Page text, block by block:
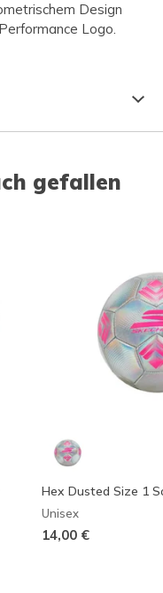
Design
Logo.
gefallen
Hex Dusted Size 1
Unisex
14,00 €